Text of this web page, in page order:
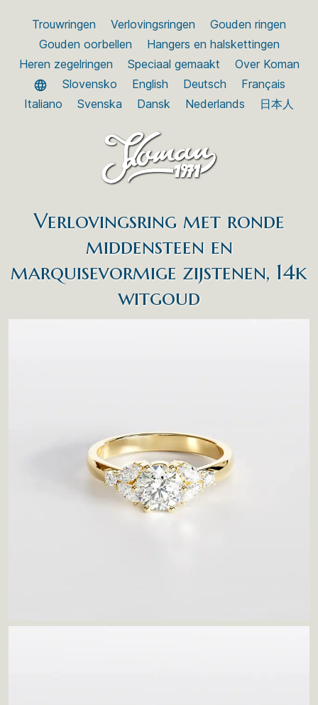
Trouwringen Verlovingsringen
Gouden ringen
Gouden oorbellen
Hangers en halskettingen
Heren zegelringen
Speciaal gemaakt
Over Koman
Slovensko
English Deutsch
Français
Italiano
Svenska Dansk Nederlands 日本人
Verlovingsring met ronde
middensteen en
marquisevormige zijstenen, 14k
witgoud